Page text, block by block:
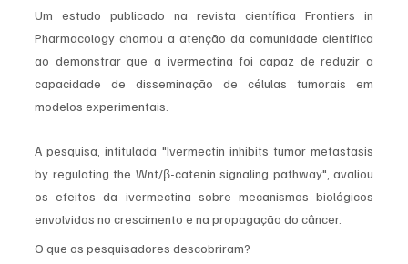
Um estudo publicado na revista científica Frontiers in
Pharmacology chamou a atenção da comunidade científica
ao demonstrar que a ivermectina foi capaz de reduzir a
capacidade de disseminação de células tumorais em
modelos experimentais.
A pesquisa, intitulada "Ivermectin inhibits tumor metastasis
by regulating the Wnt/β-catenin signaling pathway", avaliou
os efeitos da ivermectina sobre mecanismos biológicos
envolvidos no crescimento e na propagação do câncer.
O que os pesquisadores descobriram?